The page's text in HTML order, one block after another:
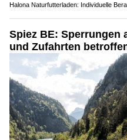
Halona Naturfutterladen: Individuelle
Spiez BE: Sperrungen
und Zufahrten